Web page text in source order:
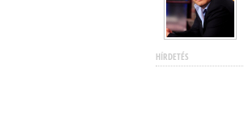
HÍRDETÉS